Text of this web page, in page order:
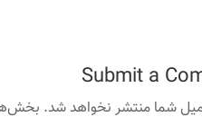
Submit a
شما منتشر نخواهد شد.